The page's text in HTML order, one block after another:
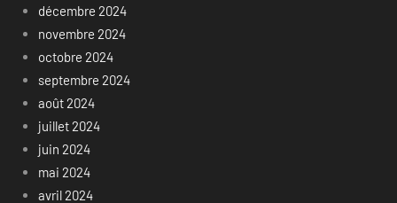
décembre 2024
novembre 2024
octobre 2024
septembre 2024
août 2024
juillet 2024
juin 2024
mai 2024
avril 2024